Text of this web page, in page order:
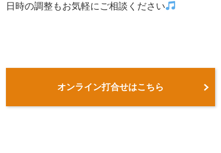
日時の調整もお気軽にご相談ください
オンライン打合せはこちら